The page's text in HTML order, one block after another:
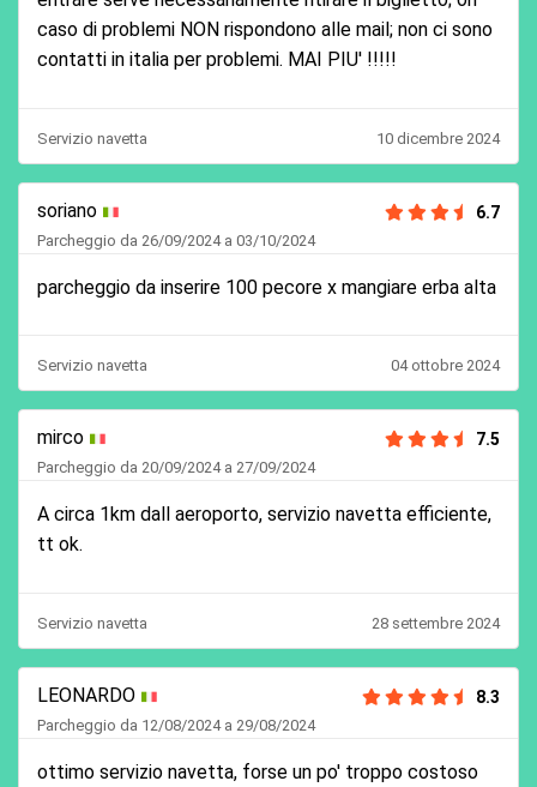
caso di problemi NON rispondono alle mail; non ci sono
contatti in italia per problemi. MAI PIU' !!!!!
Servizio navetta 10 dicembre 2024
soriano 6.7
Parcheggio da 26/09/2024 a 03/10/2024
parcheggio da inserire 100 pecore x mangiare erba alta
Servizio navetta 04 ottobre 2024
mirco 7.5
Parcheggio da 20/09/2024 a 27/09/2024
A circa 1km dall aeroporto, servizio navetta efficiente,
tt ok.
Servizio navetta 28 settembre 2024
LEONARDO 8.3
Parcheggio da 12/08/2024 a 29/08/2024
ottimo servizio navetta, forse un po' troppo costoso